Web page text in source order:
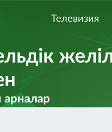
Телевизия
арналар